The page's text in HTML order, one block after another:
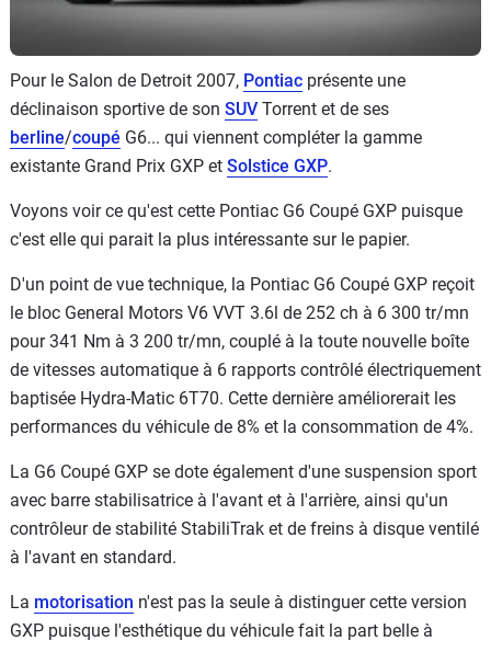
Pour le Salon de Detroit 2007, Pontiac présente une
déclinaison sportive de son SUV Torrent et de ses
berline/coupé G6... qui viennent compléter la gamme
existante Grand Prix GXP et Solstice GXP.
Voyons voir ce qu'est cette Pontiac G6 Coupé GXP puisque
c'est elle qui parait la plus intéressante sur le papier.
D'un point de vue technique, la Pontiac G6 Coupé GXP reçoit
le bloc General Motors V6 VVT 3.6l de 252 ch à 6 300 tr/mn
pour 341 Nm à 3 200 tr/mn, couplé à la toute nouvelle boîte
de vitesses automatique à 6 rapports contrôlé électriquement
baptisée Hydra-Matic 6T70. Cette dernière améliorerait les
performances du véhicule de 8% et la consommation de 4%.
La G6 Coupé GXP se dote également d'une suspension sport
avec barre stabilisatrice à l'avant et à l'arrière, ainsi qu'un
contrôleur de stabilité StabiliTrak et de freins à disque ventilé
à l'avant en standard.
La motorisation n'est pas la seule à distinguer cette version
GXP puisque l'esthétique du véhicule fait la part belle à